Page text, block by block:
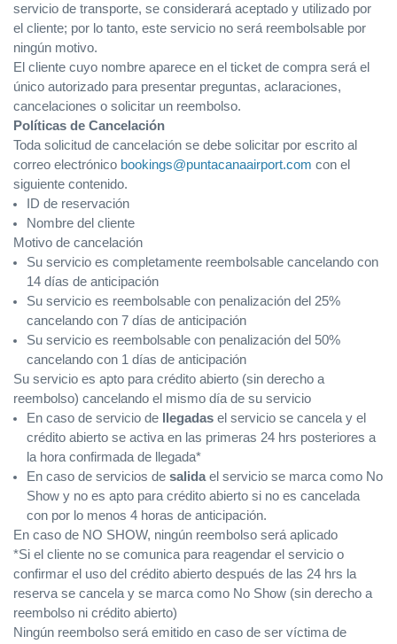
servicio de transporte, se considerará aceptado y utilizado por
el cliente; por lo tanto, este servicio no será reembolsable por
ningún motivo.
El cliente cuyo nombre aparece en el ticket de compra será el
único autorizado para presentar preguntas, aclaraciones,
cancelaciones o solicitar un reembolso.
Políticas de Cancelación
Toda solicitud de cancelación se debe solicitar por escrito al
correo electrónico bookings@puntacanaairport.com con el
siguiente contenido.
ID de reservación
Nombre del cliente
Motivo de cancelación
Su servicio es completamente reembolsable cancelando con
14 días de anticipación
Su servicio es reembolsable con penalización del 25%
cancelando con 7 días de anticipación
Su servicio es reembolsable con penalización del 50%
cancelando con 1 días de anticipación
Su servicio es apto para crédito abierto (sin derecho a
reembolso) cancelando el mismo día de su servicio
En caso de servicio de
llegadas el servicio se cancela y el
crédito abierto se activa en las primeras 24 hrs posteriores a
la hora confirmada de llegada*
En caso de servicios de salida el servicio se marca como No
Show y no es apto para crédito abierto si no es cancelada
con por lo menos 4 horas de anticipación.
En caso de NO SHOW, ningún reembolso será aplicado
*Si el cliente no se comunica para reagendar el servicio o
confirmar el uso del crédito abierto después de las 24 hrs la
reserva se cancela y se marca como No Show (sin derecho a
reembolso ni crédito abierto)
Ningún reembolso será emitido en caso de ser víctima de